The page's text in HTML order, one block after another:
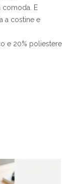
comoda. E
a costine e
e 20% poliestere